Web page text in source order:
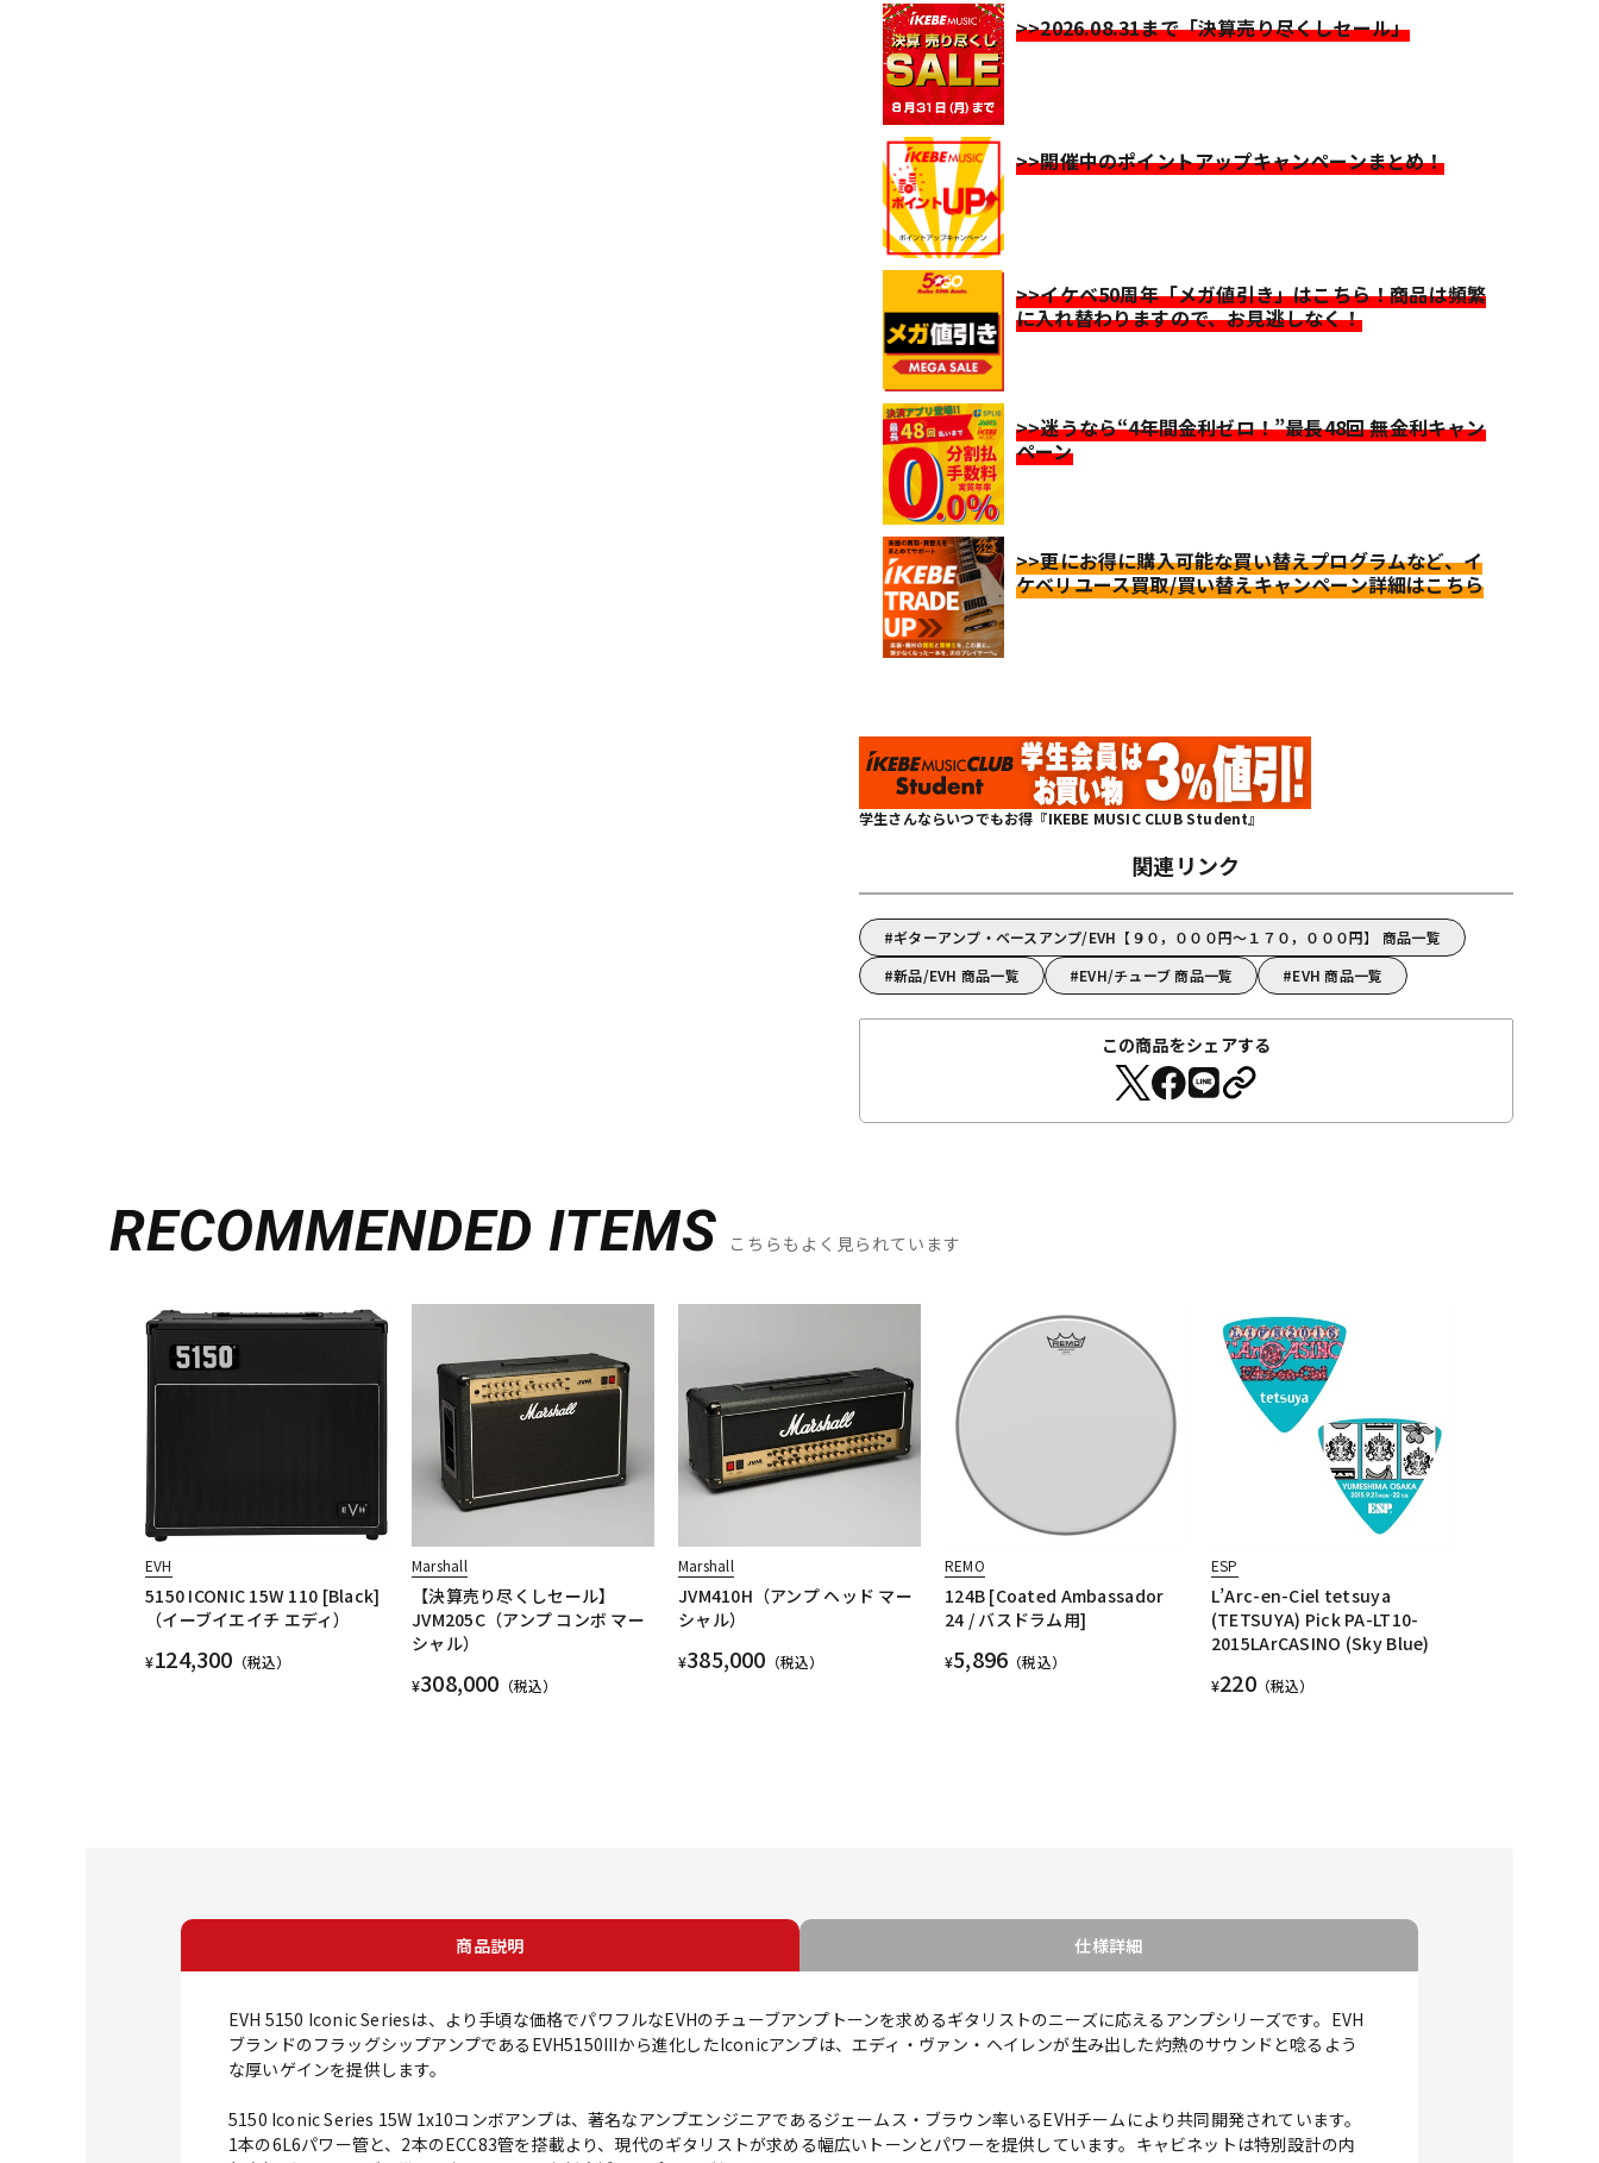
>>2026.08.31まで「決算売り尽くしセール」
>>開催中のポイントアップキャンペーンまとめ！
>>イケベ50周年「メガ値引き」はこちら！商品は頻繁
に入れ替わりますので、お見逃しなく！
>>迷うなら“4年間金利ゼロ！”最長48回 無金利キャン
ペーン
>>更にお得に購入可能な買い替えプログラムなど、イ
ケベリユース買取/買い替えキャンペーン詳細はこちら
学生さんならいつでもお得『IKEBE MUSIC CLUB Student』
関連リンク
ギターアンプ・ベースアンプ/EVH【９０，０００円～１７０，０００円】 商品一覧
新品/EVH 商品一覧
EVH/チューブ 商品一覧 EVH 商品一覧
この商品をシェアする
RECOMMENDED ITEMS こちらもよく見られています
EVH
5150 ICONIC 15W 110 [Black]
（イーブイエイチ エディ）
¥124,300 （税込）
Marshall
【決算売り尽くしセール】
JVM205C（アンプ コンボ マー
シャル）
¥308,000 （税込）
Marshall
JVM410H（アンプ ヘッド マー
シャル）
¥385,000 （税込）
REMO
124B [Coated Ambassador
24 / バスドラム用]
¥5,896 （税込）
ESP
L’Arc-en-Ciel tetsuya
(TETSUYA) Pick PA-LT10-
2015LArCASINO (Sky Blue)
¥220（税込）
商品説明 仕様詳細
EVH 5150 Iconic Seriesは、より手頃な価格でパワフルなEVHのチューブアンプトーンを求めるギタリストのニーズに応えるアンプシリーズです。EVH
ブランドのフラッグシップアンプであるEVH5150IIIから進化したIconicアンプは、エディ・ヴァン・ヘイレンが生み出した灼熱のサウンドと唸るよう
な厚いゲインを提供します。
5150 Iconic Series 15W 1x10コンボアンプは、著名なアンプエンジニアであるジェームス・ブラウン率いるEVHチームにより共同開発されています。
1本の6L6パワー管と、2本のECC83管を搭載より、現代のギタリストが求める幅広いトーンとパワーを提供しています。キャビネットは特別設計の内